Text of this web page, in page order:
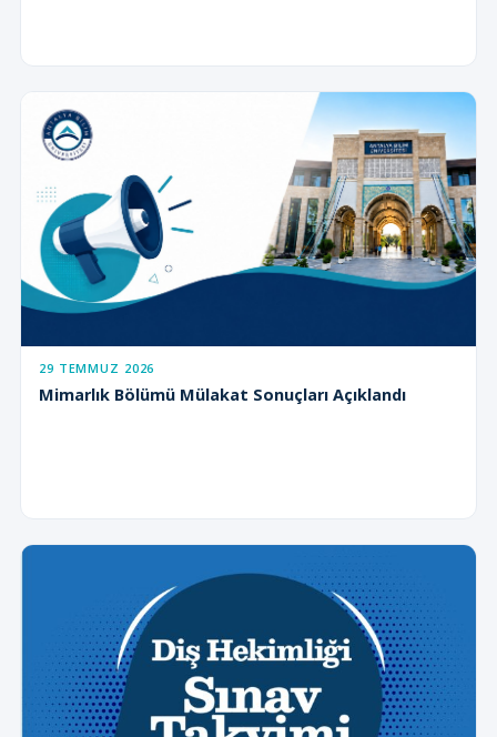
29 TEMMUZ 2026
Mimarlık Bölümü Mülakat Sonuçları Açıklandı